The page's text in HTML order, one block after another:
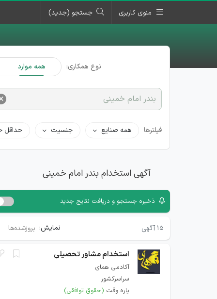
منوی کاربری جستجو (جدید)
نوع همکاری: همه موارد
بندر امام خمینی
فیلترها همه صنایع جنسیت حداقل
آگهی استخدام بندر امام خمینی
ذخیره جستجو و دریافت نتایج جدید
۱۵ آگهی نمایش: بروزشده‌ها
استخدام مشاور تحصیلی
آکادمی همای
سراسرکشور
پاره وقت (حقوق توافقی)